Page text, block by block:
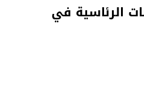
الرئاسية في